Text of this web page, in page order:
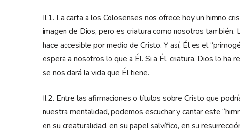
II.1. La carta a los Colosenses nos ofrece hoy un himno
imagen de Dios, pero es criatura como nosotros
hace accesible por medio de Cristo. Y así, Él es el
espera a nosotros lo que a Él. Si a Él, criatura, Dios lo ha
se nos dará la vida que Él tiene.
II.2. Entre las afirmaciones o títulos sobre Cristo que
nuestra mentalidad, podemos escuchar y cantar este
en su creaturalidad, en su papel salvífico, en su